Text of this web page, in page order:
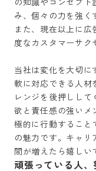
の知識やコンセプ
み、個々の力を強く
また、現在以上に
度なカスタマーサク
当社は変化を大切に
軟に対応できる人材
レンジを後押しし
欲と責任感の強いメ
極的に行動すること
の魅力です。キャリ
間が増えたら嬉しい
頑張っている人